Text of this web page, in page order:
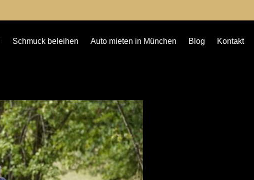
Schmuck beleihen Auto mieten in München Blog Kontakt